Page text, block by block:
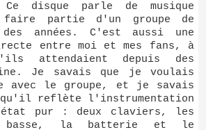
Ce disque parle de musique
faire partie d'un groupe de
années. C'est aussi une
entre moi et mes fans, à
attendaient depuis des
Je savais que je voulais
avec le groupe, et je savais
qu'il reflète l'instrumentation
pur : deux claviers, les
basse, la batterie et le